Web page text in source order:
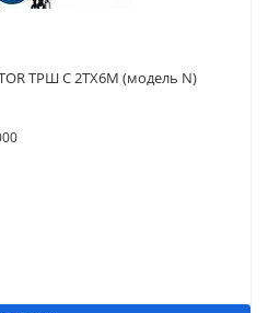
ТРШ C 2ТХ6М (модель N)